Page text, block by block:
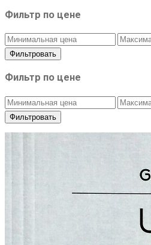
Фильтр по цене
Фильтровать
Фильтр по цене
Фильтровать